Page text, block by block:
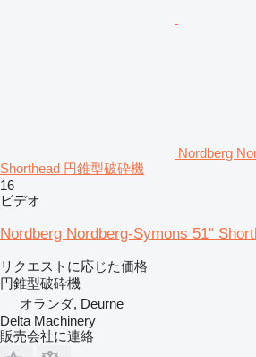
Nordberg
Shorthead 円錐型破砕機
16
ビデオ
Nordberg Nordberg-Symons 51"
リクエストに応じた価格
円錐型破砕機
オランダ, Deurne
Delta Machinery
販売会社に連絡